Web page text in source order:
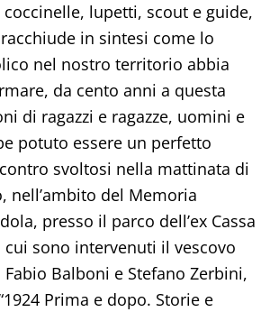
lupetti, scout e guide,
in sintesi come lo
nel nostro territorio abbia
da cento anni a questa
di ragazzi e ragazze, uomini e
potuto essere un perfetto
svoltosi nella mattinata di
nell’ambito del Memoria
presso il parco dell’ex Cassa
sono intervenuti il vescovo
Fabio Balboni e Stefano Zerbini,
Prima e dopo. Storie e